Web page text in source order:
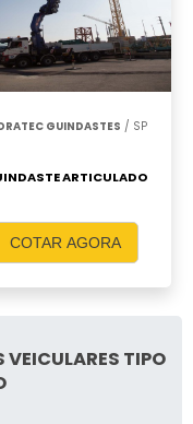
GUINDASTES / SP
ARTICULADO
COTAR AGORA
VEICULARES TIPO